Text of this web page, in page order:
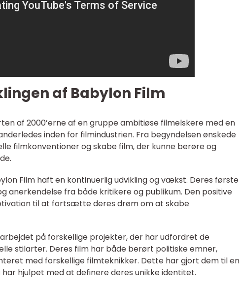
af Babylon Film
af 2000’erne af en gruppe ambitiøse filmelskere med en
inden for filmindustrien. Fra begyndelsen ønskede
filmkonventioner og skabe film, der kunne berøre og
Film haft en kontinuerlig udvikling og vækst. Deres første
anerkendelse fra både kritikere og publikum. Den positive
til at fortsætte deres drøm om at skabe
på forskellige projekter, der har udfordret de
stilarter. Deres film har både berørt politiske emner,
med forskellige filmteknikker. Dette har gjort dem til en
hjulpet med at definere deres unikke identitet.